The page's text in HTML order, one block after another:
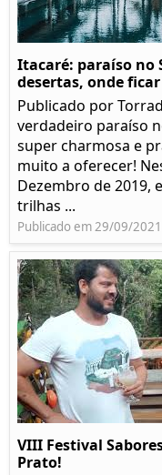
Itacaré: paraíso no
desertas, onde
Publicado por
verdadeiro paraíso
super charmosa e
muito a oferecer!
Dezembro de 2019,
trilhas ...
Publicado em 29/09/2021
VIII Festival
Prato!